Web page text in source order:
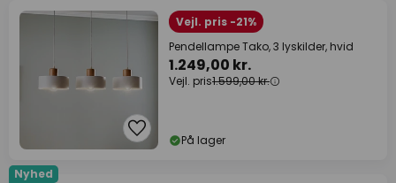
Vejl. pris -21%
Pendellampe Tako, 3 lyskilder, hvid
1.249,00 kr.
Vejl. pris1.599,00 kr.
På lager
Nyhed